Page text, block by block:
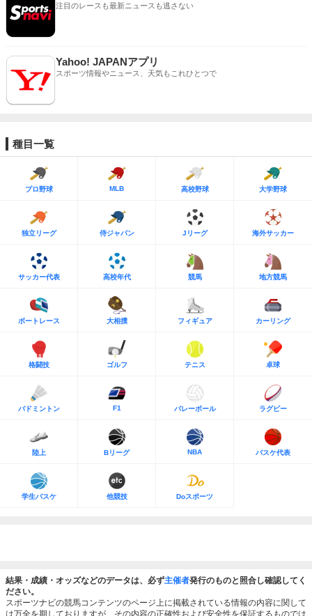
注目のレースも最新ニュースも逃さない
Yahoo! JAPANアプリ
スポーツ情報やニュース、天気もこれひとつで
種目一覧
プロ野球 MLB 高校野球 大学野球
独立リーグ 侍ジャパン Jリーグ 海外サッカー
サッカー代表 高校年代 競馬 地方競馬
ボートレース 大相撲 フィギュア カーリング
格闘技 ゴルフ テニス 卓球
バドミントン F1 バレーボール ラグビー
陸上 Bリーグ NBA バスケ代表
学生バスケ 他競技 Doスポーツ
結果・成績・オッズなどのデータは、必ず主催者発行のものと照合し確認してく
ださい。
スポーツナビの競馬コンテンツのページ上に掲載されている情報の内容に関して
は万全を期しておりますが、その内容の正確性および安全性を保証するものでは